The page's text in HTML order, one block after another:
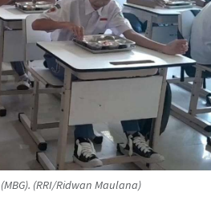
(RRI/Ridwan Maulana)